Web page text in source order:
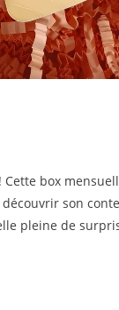
box
son
pleine de